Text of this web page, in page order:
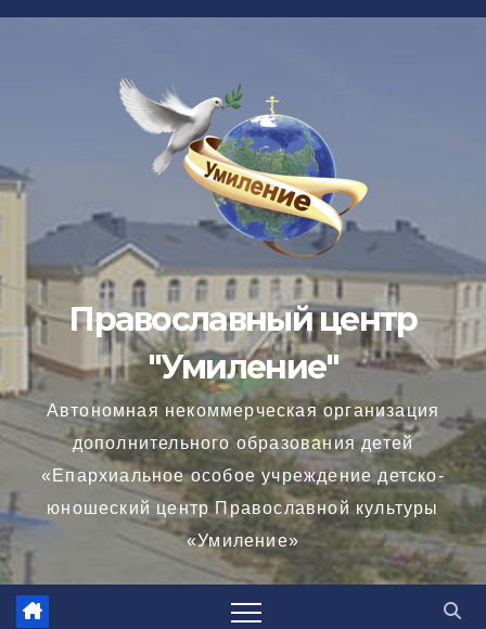
Перейти
Православный центр
"Умиление"
Автономная некоммерческая организация
дополнительного образования детей
«Епархиальное особое учреждение детско-
юношеский центр Православной культуры
«Умиление»